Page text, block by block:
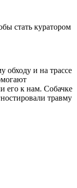
стать куратором
и на трассе
его к нам. Собачке
травму